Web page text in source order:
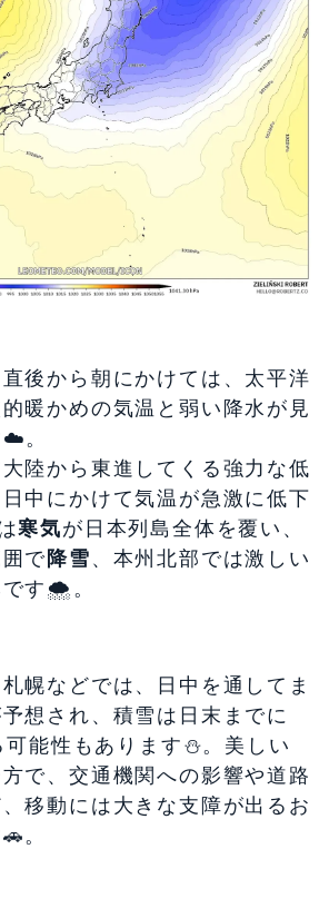
後から朝にかけては、太平洋
暖かめの気温と弱い降水が見
。
陸から東進してくる強力な低
中にかけて気温が急激に低下
寒気が日本列島全体を覆い、
で降雪、本州北部では激しい
す🌨️。
幌などでは、日中を通してま
想され、積雪は日末までに
能性もあります⛄️。美しい
で、交通機関への影響や道路
移動には大きな支障が出るお
。